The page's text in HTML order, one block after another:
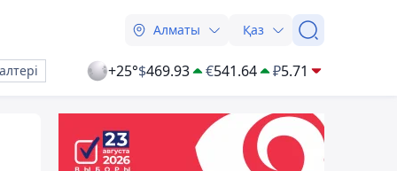
Алматы Қаз
+25°$469.93 €541.64 ₽5.71